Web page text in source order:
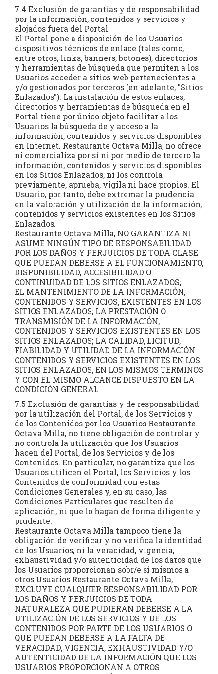
7.4 Exclusión de garantías y de responsabilidad
por la información, contenidos y servicios y
alojados fuera del Portal
El Portal pone a disposición de los Usuarios
dispositivos técnicos de enlace (tales como,
entre otros, links, banners, botones), directorios
y herramientas de búsqueda que permiten a los
Usuarios acceder a sitios web pertenecientes a
y/o gestionados por terceros (en adelante, "Sitios
Enlazados"). La instalación de estos enlaces,
directorios y herramientas de búsqueda en el
Portal tiene por único objeto facilitar a los
Usuarios la búsqueda de y acceso a la
información, contenidos y servicios disponibles
en Internet. Restaurante Octava Milla, no ofrece
ni comercializa por sí ni por medio de tercero la
información, contenidos y servicios disponibles
en los Sitios Enlazados, ni los controla
previamente, aprueba, vigila ni hace propios. El
Usuario, por tanto, debe extremar la prudencia
en la valoración y utilización de la información,
contenidos y servicios existentes en los Sitios
Enlazados.
Restaurante Octava Milla, NO GARANTIZA NI
ASUME NINGÚN TIPO DE RESPONSABILIDAD
POR LOS DAÑOS Y PERJUICIOS DE TODA CLASE
QUE PUEDAN DEBERSE A EL FUNCIONAMIENTO,
DISPONIBILIDAD, ACCESIBILIDAD O
CONTINUIDAD DE LOS SITIOS ENLAZADOS;
EL MANTENIMIENTO DE LA INFORMACIÓN,
CONTENIDOS Y SERVICIOS, EXISTENTES EN LOS
SITIOS ENLAZADOS; LA PRESTACIÓN O
TRANSMISIÓN DE LA INFORMACIÓN,
CONTENIDOS Y SERVICIOS EXISTENTES EN LOS
SITIOS ENLAZADOS; LA CALIDAD, LICITUD,
FIABILIDAD Y UTILIDAD DE LA INFORMACIÓN
CONTENIDOS Y SERVICIOS EXISTENTES EN LOS
SITIOS ENLAZADOS, EN LOS MISMOS TÉRMINOS
Y CON EL MISMO ALCANCE DISPUESTO EN LA
CONDICIÓN GENERAL
7.5 Exclusión de garantías y de responsabilidad
por la utilización del Portal, de los Servicios y
de los Contenidos por los Usuarios Restaurante
Octava Milla, no tiene obligación de controlar y
no controla la utilización que los Usuarios
hacen del Portal, de los Servicios y de los
Contenidos. En particular, no garantiza que los
Usuarios utilicen el Portal, los Servicios y los
Contenidos de conformidad con estas
Condiciones Generales y, en su caso, las
Condiciones Particulares que resulten de
aplicación, ni que lo hagan de forma diligente y
prudente.
Restaurante Octava Milla tampoco tiene la
obligación de verificar y no verifica la identidad
de los Usuarios, ni la veracidad, vigencia,
exhaustividad y/o autenticidad de los datos que
los Usuarios proporcionan sobr/e sí mismos a
otros Usuarios Restaurante Octava Milla,
EXCLUYE CUALQUIER RESPONSABILIDAD POR
LOS DAÑOS Y PERJUICIOS DE TODA
NATURALEZA QUE PUDIERAN DEBERSE A LA
UTILIZACIÓN DE LOS SERVICIOS Y DE LOS
CONTENIDOS POR PARTE DE LOS USUARIOS O
QUE PUEDAN DEBERSE A LA FALTA DE
VERACIDAD, VIGENCIA, EXHAUSTIVIDAD Y/O
AUTENTICIDAD DE LA INFORMACIÓN QUE LOS
USUARIOS PROPORCIONAN A OTROS